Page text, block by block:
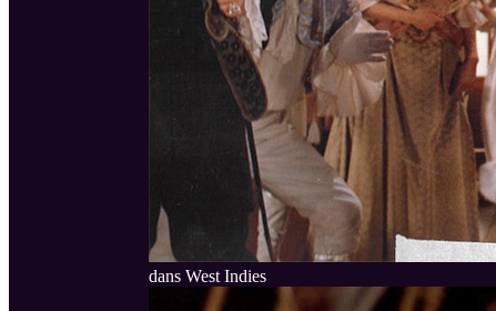
dans West Indies